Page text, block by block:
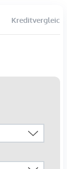
Kreditvergleich